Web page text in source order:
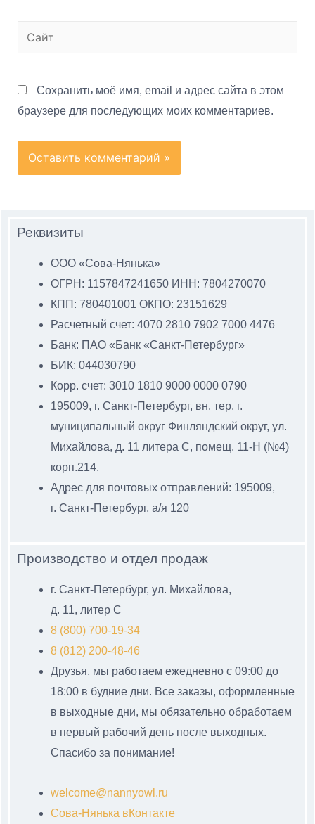
Сохранить моё имя, email и адрес сайта в этом
браузере для последующих моих комментариев.
Реквизиты
ООО «Сова-Нянька»
ОГРН: 1157847241650 ИНН: 7804270070
КПП: 780401001 ОКПО: 23151629
Расчетный счет: 4070 2810 7902 7000 4476
Банк: ПАО «Банк «Санкт-Петербург»
БИК: 044030790
Корр. счет: 3010 1810 9000 0000 0790
195009, г. Санкт-Петербург, вн. тер. г.
муниципальный округ Финляндский округ, ул.
Михайлова, д. 11 литера С, помещ. 11-Н (№4)
корп.214.
Адрес для почтовых отправлений: 195009,
г. Санкт-Петербург, а/я 120
Производство и отдел продаж
г. Санкт-Петербург, ул. Михайлова,
д. 11, литер С
8 (800) 700-19-34
8 (812) 200-48-46
Друзья, мы работаем ежедневно с 09:00 до
18:00 в будние дни. Все заказы, оформленные
в выходные дни, мы обязательно обработаем
в первый рабочий день после выходных.
Спасибо за понимание!
welcome@nannyowl.ru
Сова-Нянька вКонтакте